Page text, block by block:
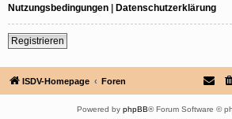
Nutzungsbedingungen | Datenschutzerklärung
Registrieren
ISDV-Homepage Foren
Powered by phpBB® Forum Software ©